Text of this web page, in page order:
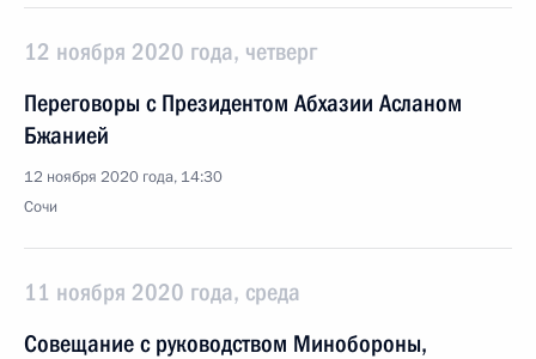
12 ноября 2020 года, четверг
Переговоры с Президентом Абхазии Асланом
Бжанией
12 ноября 2020 года, 14:30
Сочи
11 ноября 2020 года, среда
Совещание с руководством Минобороны,